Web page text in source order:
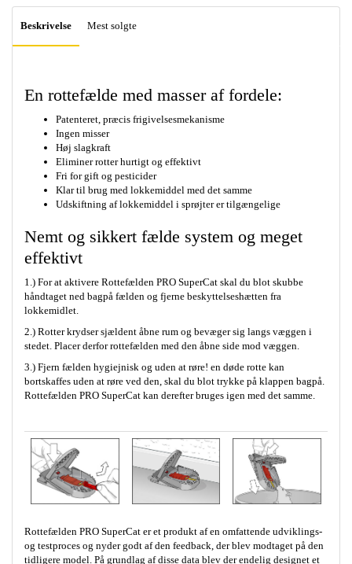
Beskrivelse Mest solgte
En rottefælde med masser af fordele:
Patenteret, præcis frigivelsesmekanisme
Ingen misser
Høj slagkraft
Eliminer rotter hurtigt og effektivt
Fri for gift og pesticider
Klar til brug med lokkemiddel med det samme
Udskiftning af lokkemiddel i sprøjter er tilgængelige
Nemt og sikkert fælde system og meget
effektivt
1.) For at aktivere Rottefælden PRO SuperCat skal du blot skubbe
håndtaget ned bagpå fælden og fjerne beskyttelseshætten fra
lokkemidlet.
2.) Rotter krydser sjældent åbne rum og bevæger sig langs væggen i
stedet. Placer derfor rottefælden med den åbne side mod væggen.
3.) Fjern fælden hygiejnisk og uden at røre! en døde rotte kan
bortskaffes uden at røre ved den, skal du blot trykke på klappen bagpå.
Rottefælden PRO SuperCat kan derefter bruges igen med det samme.
Rottefælden PRO SuperCat er et produkt af en omfattende udviklings-
og testproces og nyder godt af den feedback, der blev modtaget på den
tidligere model. På grundlag af disse data blev der endelig designet et